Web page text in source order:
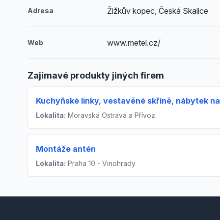
Adresa Žižkův kopec, Česká Skalice
Web www.metel.cz/
Zajímavé produkty jiných firem
Kuchyňské linky, vestavěné skříně, nábytek
Lokalita: Moravská Ostrava a Přívoz
Montáže antén
Lokalita: Praha 10 - Vinohrady